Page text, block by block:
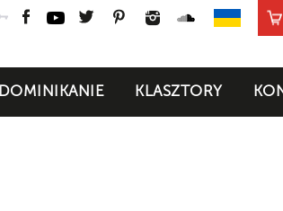
PocztaLogowanie
Facebook
YouTubeTwitterPinterestInstagramSoundCloud
UA
KLASZTORY
DOMINIKANIE